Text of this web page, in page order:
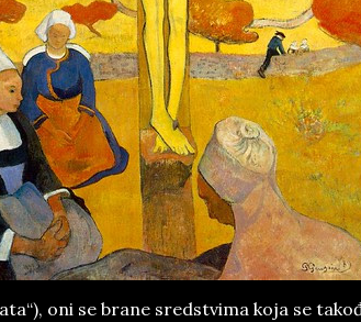
oni se brane sredstvima koja se